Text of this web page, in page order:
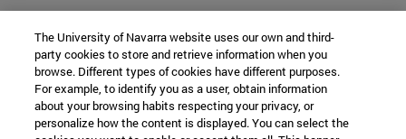
The University of Navarra website uses our own and third-
party cookies to store and retrieve information when you
browse. Different types of cookies have different purposes.
For example, to identify you as a user, obtain information
about your browsing habits respecting your privacy, or
personalize how the content is displayed. You can select the